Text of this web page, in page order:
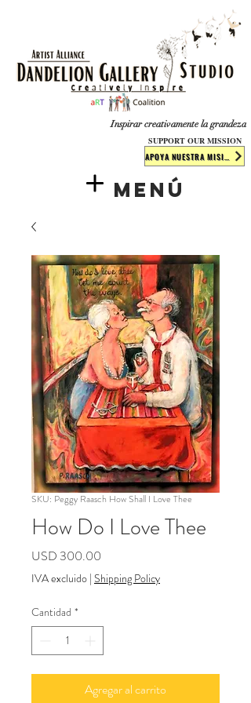
​​​Inspirar creativamente la grandeza
Menú
SUPPORT OUR MISSION
SKU: Peggy Raasch How Shall I Love Thee
How Do I Love Thee
USD 300.00
IVA excluido | Shipping Policy
Cantidad *
Agregar al carrito